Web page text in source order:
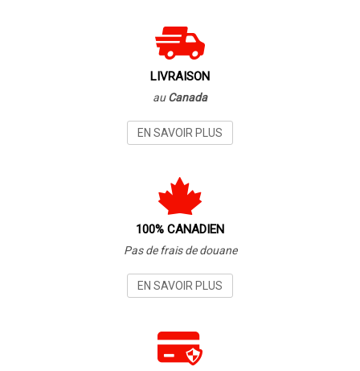
LIVRAISON
auCanada
EN SAVOIR PLUS
100% CANADIEN
Pas de frais de douane
EN SAVOIR PLUS